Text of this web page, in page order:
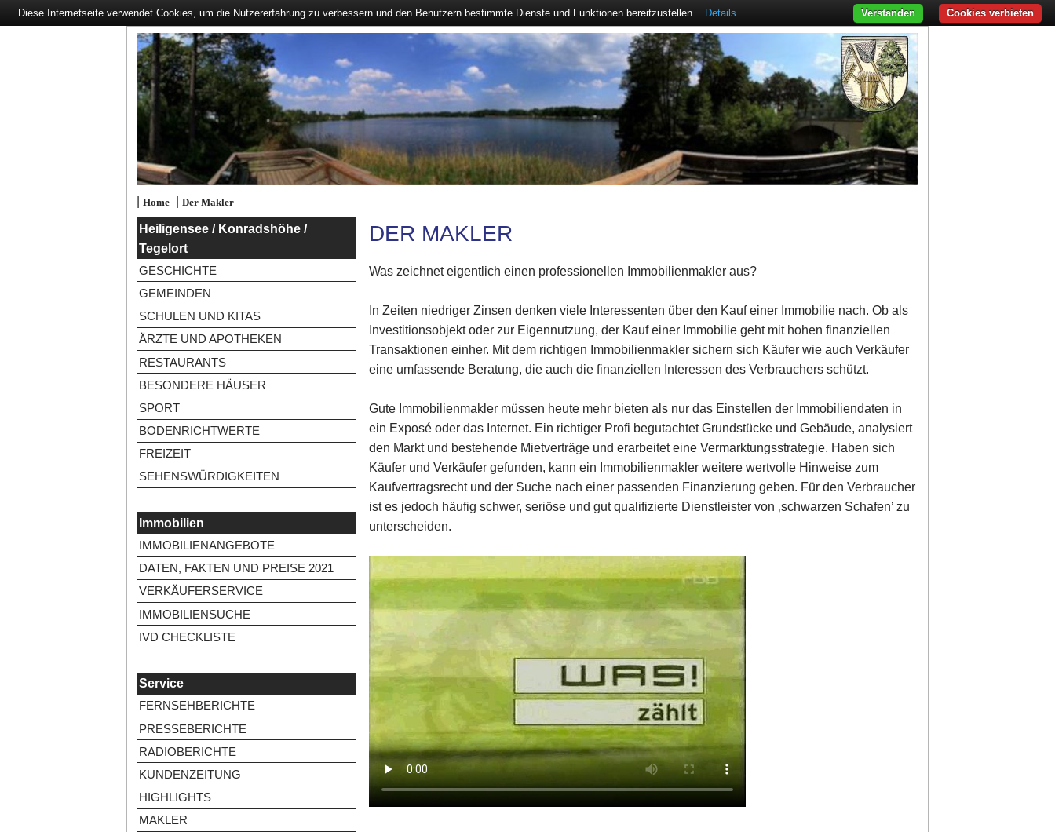
| Home| Der Makler
Heiligensee / Konradshöhe /
Tegelort
GESCHICHTE
GEMEINDEN
SCHULEN UND KITAS
ÄRZTE UND APOTHEKEN
RESTAURANTS
BESONDERE HÄUSER
SPORT
BODENRICHTWERTE
FREIZEIT
SEHENSWÜRDIGKEITEN
Immobilien
IMMOBILIENANGEBOTE
DATEN, FAKTEN UND PREISE 2021
VERKÄUFERSERVICE
IMMOBILIENSUCHE
IVD CHECKLISTE
Service
FERNSEHBERICHTE
PRESSEBERICHTE
RADIOBERICHTE
KUNDENZEITUNG
HIGHLIGHTS
MAKLER
DER MAKLER
Was zeichnet eigentlich einen professionellen Immobilienmakler aus?
In Zeiten niedriger Zinsen denken viele Interessenten über den Kauf einer Immobilie nach. Ob als
Investitionsobjekt oder zur Eigennutzung, der Kauf einer Immobilie geht mit hohen finanziellen
Transaktionen einher. Mit dem richtigen Immobilienmakler sichern sich Käufer wie auch Verkäufer
eine umfassende Beratung, die auch die finanziellen Interessen des Verbrauchers schützt.
Gute Immobilienmakler müssen heute mehr bieten als nur das Einstellen der Immobiliendaten in
ein Exposé oder das Internet. Ein richtiger Profi begutachtet Grundstücke und Gebäude, analysiert
den Markt und bestehende Mietverträge und erarbeitet eine Vermarktungsstrategie. Haben sich
Käufer und Verkäufer gefunden, kann ein Immobilienmakler weitere wertvolle Hinweise zum
Kaufvertragsrecht und der Suche nach einer passenden Finanzierung geben. Für den Verbraucher
ist es jedoch häufig schwer, seriöse und gut qualifizierte Dienstleister von ‚schwarzen Schafen’ zu
unterscheiden.
Diese Internetseite verwendet Cookies, um die Nutzererfahrung zu verbessern und den Benutzern bestimmte Dienste und Funktionen bereitzustellen. Details Cookies verbieten
Verstanden